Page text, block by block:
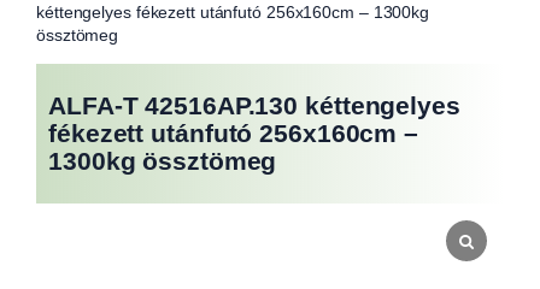
kéttengelyes fékezett utánfutó 256x160cm – 1300kg
össztömeg
ALFA-T 42516AP.130 kéttengelyes
fékezett utánfutó 256x160cm –
1300kg össztömeg